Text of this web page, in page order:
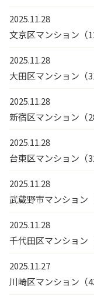
2025.11.28
文京区マンション（
2025.11.28
大田区マンション（
2025.11.28
新宿区マンション（
2025.11.28
台東区マンション（
2025.11.28
武蔵野市マンション
2025.11.28
千代田区マンション
2025.11.27
川崎区マンション（